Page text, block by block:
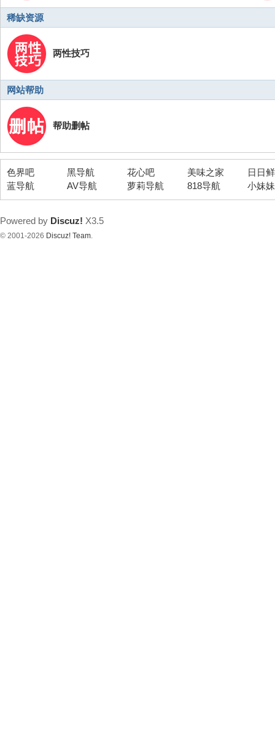
稀缺资源
两性技巧
网站帮助
帮助删帖
色界吧 黑导航 花心吧 美味之家
日日
蓝导航
AV导航 萝莉导航 818导航 小妹
Powered by Discuz! X3.5
© 2001-2026 Discuz! Team